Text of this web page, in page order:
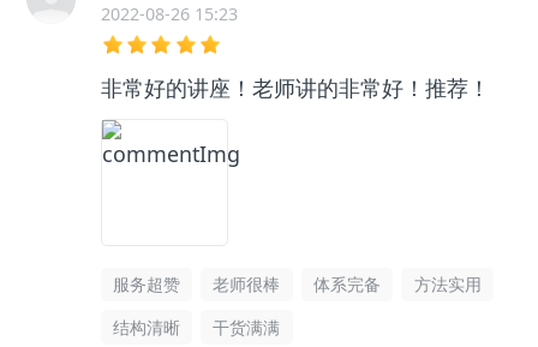
2022-08-26 15:23
非常好的讲座！老师讲的非常好！推荐！
服务超赞 老师很棒 体系完备
方法实用
结构清晰
干货满满